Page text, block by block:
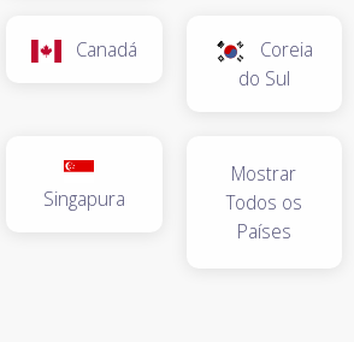
Canadá
Coreia
do Sul
Singapura
Mostrar
Todos os
Países